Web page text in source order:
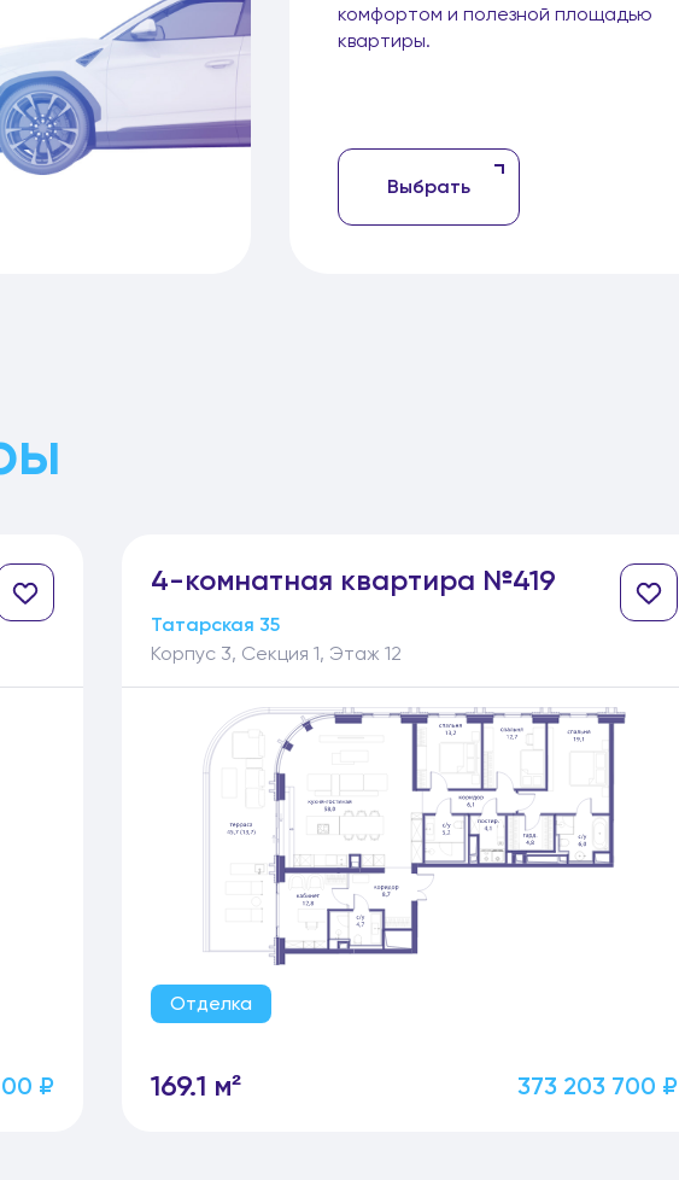
комфортом и полезной площадью
квартиры.
Выбрать
₽
4-комнатная квартира №419
Татарская 35
Корпус 3, Секция 1, Этаж 12
Отделка
169.1 м² 373 203 700 ₽